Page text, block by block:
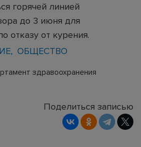
горячей линией
до 3 июня для
отказу от курения.
ОБЩЕСТВО
здравоохранения
Поделиться записью